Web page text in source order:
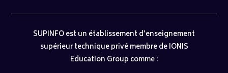
SUPINFO est un établissement d’enseignement
supérieur technique privé membre de IONIS
Education Group comme :